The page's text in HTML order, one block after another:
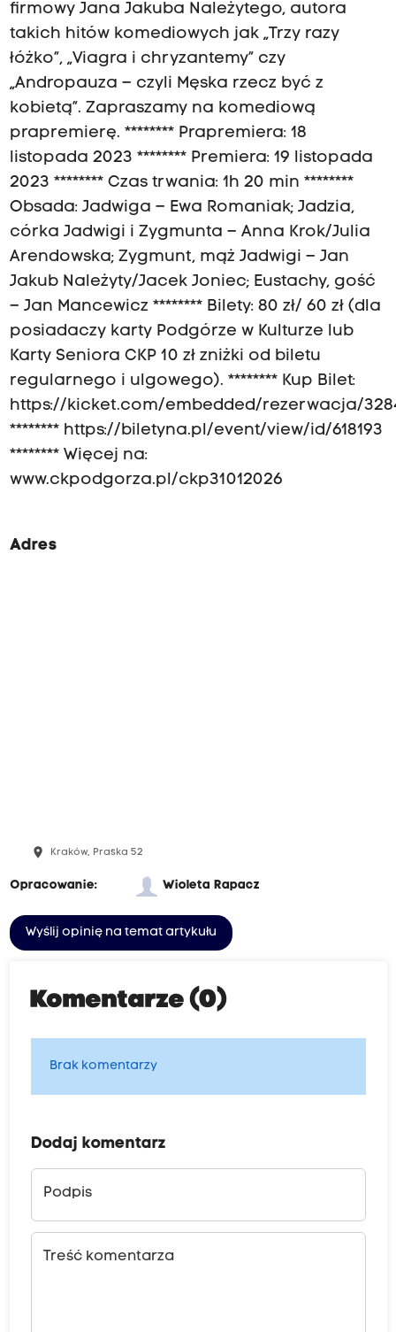
firmowy Jana Jakuba Należytego, autora
takich hitów komediowych jak „Trzy razy
łóżko”, „Viagra i chryzantemy” czy
„Andropauza – czyli Męska rzecz być z
kobietą”. Zapraszamy na komediową
prapremierę. ******** Prapremiera: 18
listopada 2023 ******** Premiera: 19 listopada
2023 ******** Czas trwania: 1h 20 min ********
Obsada: Jadwiga – Ewa Romaniak; Jadzia,
córka Jadwigi i Zygmunta – Anna Krok/Julia
Arendowska; Zygmunt, mąż Jadwigi – Jan
Jakub Należyty/Jacek Joniec; Eustachy, gość
– Jan Mancewicz ******** Bilety: 80 zł/ 60 zł (dla
posiadaczy karty Podgórze w Kulturze lub
Karty Seniora CKP 10 zł zniżki od biletu
regularnego i ulgowego). ******** Kup Bilet:
https://kicket.com/embedded/rezerwacja/
******** https://biletyna.pl/event/view/id/618193
******** Więcej na:
www.ckpodgorza.pl/ckp31012026
Adres
place Kraków, Praska 52
Opracowanie: Wioleta Rapacz
Wyślij opinię na temat artykułu
Komentarze (0)
Brak komentarzy
Dodaj komentarz
Podpis
Treść komentarza